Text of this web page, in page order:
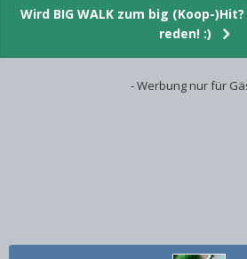
Wird BIG WALK zum big (Koop-
reden! :)
- Werbung nur für